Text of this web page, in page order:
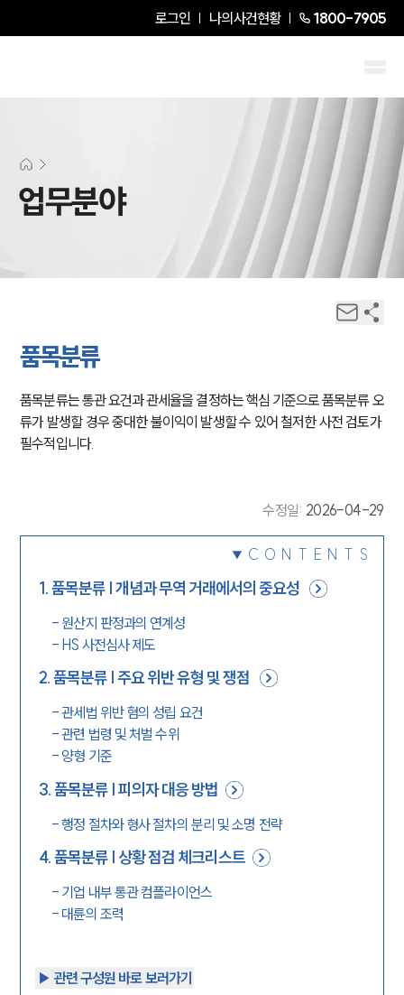
로그인 나의사건현황 1800-7905
업무분야
품목분류
품목분류는 통관 요건과 관세율을 결정하는 핵심 기준으로 품목분류 오
류가 발생할 경우 중대한 불이익이 발생할 수 있어 철저한 사전 검토가
필수적입니다.
수정일: 2026-04-29
CONTENTS
1.품목분류 | 개념과 무역 거래에서의 중요성
- 원산지 판정과의 연계성
- HS 사전심사 제도
2.품목분류 | 주요 위반 유형 및 쟁점
-관세법 위반 혐의 성립 요건
-관련 법령 및 처벌 수위
- 양형 기준
3.품목분류 | 피의자 대응 방법
-행정 절차와 형사 절차의 분리 및 소명 전략
4.품목분류 | 상황 점검 체크리스트
- 기업 내부 통관 컴플라이언스
- 대륜의 조력
▶︎ 관련 구성원 바로 보러가기